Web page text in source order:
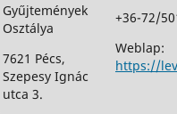
Gyűjtemények
Osztálya
7621 Pécs,
Szepesy Ignác
utca 3.
+36-72/
Weblap:
https://